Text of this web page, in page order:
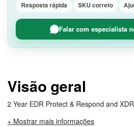
Resposta rápida SKU correto
Falar com especialista
Visão geral
2 Year EDR Protect & Respond and XDR
+ Mostrar mais informações